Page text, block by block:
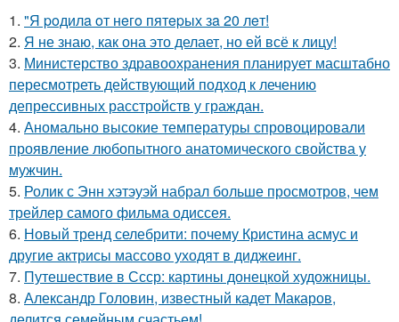
1. "Я poдилa oт нeгo пятepых зa 20 лeт!
2. Я не знаю, как она это делает, но ей всё к лицу!
3. Министерство здравоохранения планирует масштабно
пересмотреть действующий подход к лечению
депрессивных расстройств у граждан.
4. Аномально высокие температуры спровоцировали
проявление любопытного анатомического свойства у
мужчин.
5. Ролик с Энн хэтэуэй набрал больше просмотров, чем
трейлер самого фильма одиссея.
6. Новый тренд селебрити: почему Кристина асмус и
другие актрисы массово уходят в диджеинг.
7. Путешествие в Ссср: картины донецкой художницы.
8. Александр Головин, известный кадет Макаров,